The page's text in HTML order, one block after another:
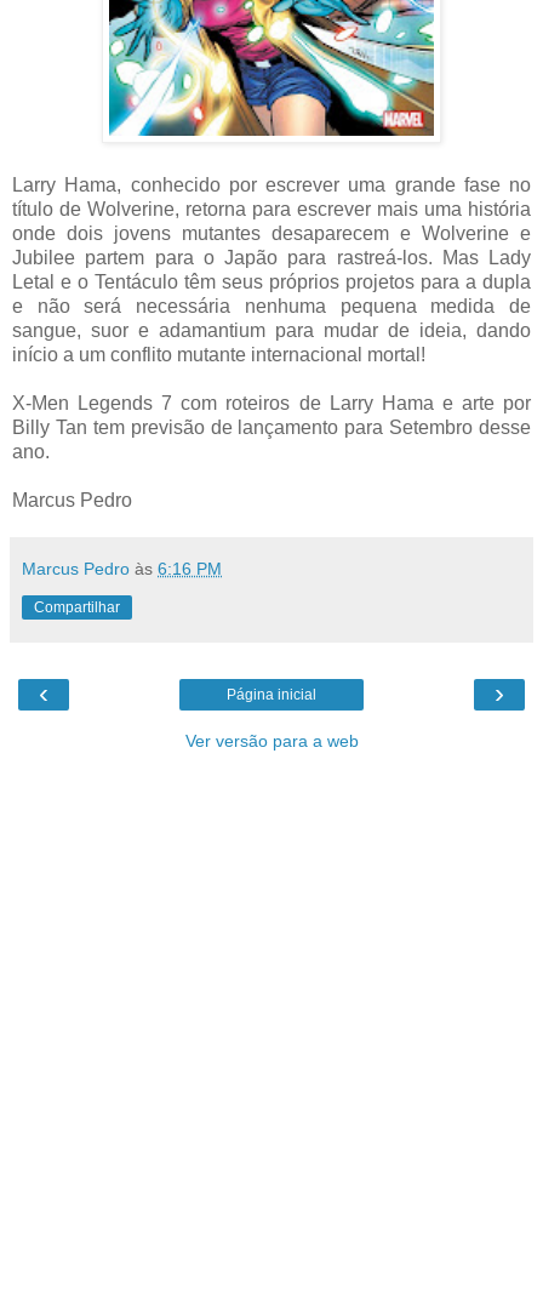
Larry Hama, conhecido por escrever uma grande fase no
título de Wolverine, retorna para escrever mais uma história
onde dois jovens mutantes desaparecem e Wolverine e
Jubilee partem para o Japão para rastreá-los. Mas Lady
Letal e o Tentáculo têm seus próprios projetos para a dupla
e não será necessária nenhuma pequena medida de
sangue, suor e adamantium para mudar de ideia, dando
início a um conflito mutante internacional mortal!
X-Men Legends 7 com roteiros de Larry Hama e arte por
Billy Tan tem previsão de lançamento para Setembro desse
ano.
Marcus Pedro
Marcus Pedro às 6:16 PM
Compartilhar
‹ ›
Página inicial
Ver versão para a web